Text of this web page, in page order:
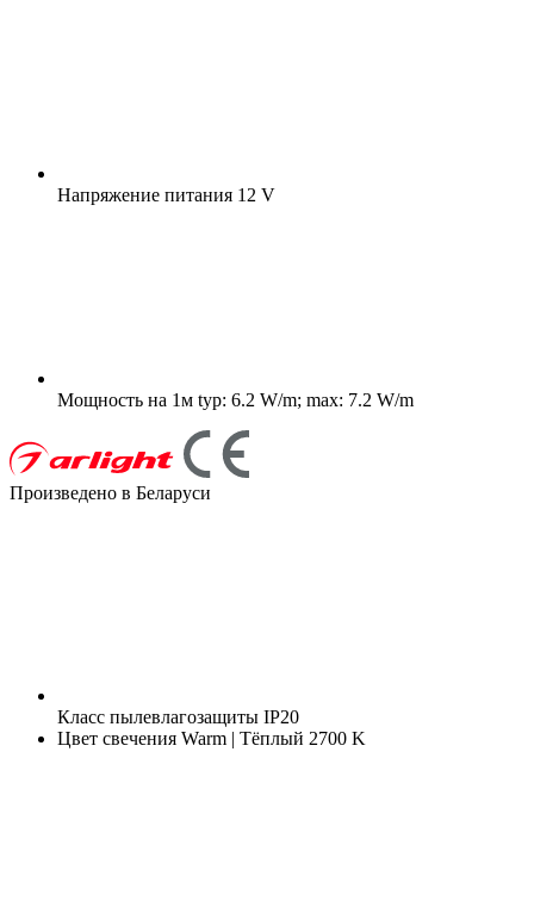
Напряжение питания 12 V
Мощность на 1м typ: 6.2 W/m; max: 7.2 W/m
Произведено в Беларуси
Класс пылевлагозащиты IP20
Цвет свечения Warm | Тёплый 2700 K